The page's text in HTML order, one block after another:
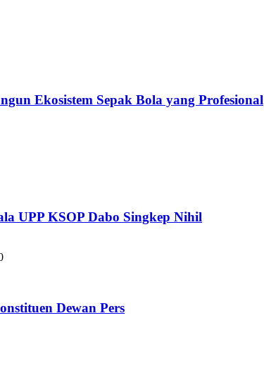
Ekosistem Sepak Bola yang Profesional
UPP KSOP Dabo Singkep Nihil
Dewan Pers